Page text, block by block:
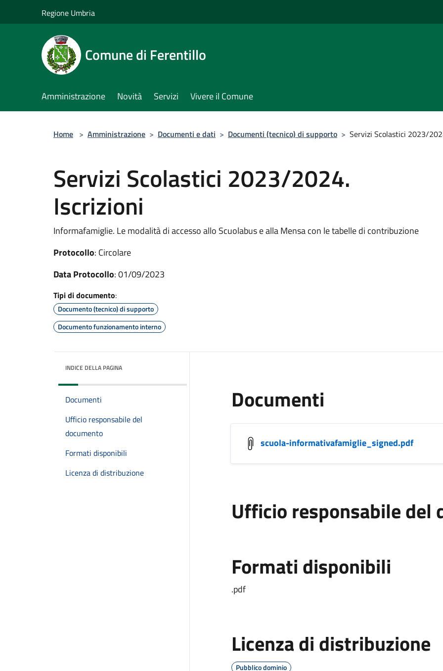
Regione Umbria
Comune di Ferentillo
Amministrazione Novità Servizi Vivere il Comune
Home > Amministrazione > Documenti e dati > Documenti (tecnico) di supporto > Servizi Scolastici 2023/
Servizi Scolastici 2023/2024.
Iscrizioni
Informafamiglie. Le modalità di accesso allo Scuolabus e alla Mensa con le tabelle di contribuzione
Protocollo: Circolare
Data Protocollo: 01/09/2023
Tipi di documento:
Documento (tecnico) di supporto
Documento funzionamento interno
INDICE DELLA PAGINA
Documenti
Ufficio responsabile del
documento
Formati disponibili
Licenza di distribuzione
Documenti
scuola-informativafamiglie_signed.pdf
Ufficio responsabile del
Formati disponibili
.pdf
Licenza di distribuzione
Pubblico dominio